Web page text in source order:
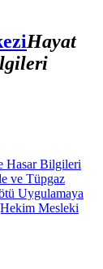
Hayat
Hasar Bilgileri
ve Tüpgaz
Uygulamaya
Mesleki